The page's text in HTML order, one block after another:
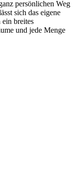
persönlichen Weg
sich das eigene
breites
und jede Menge